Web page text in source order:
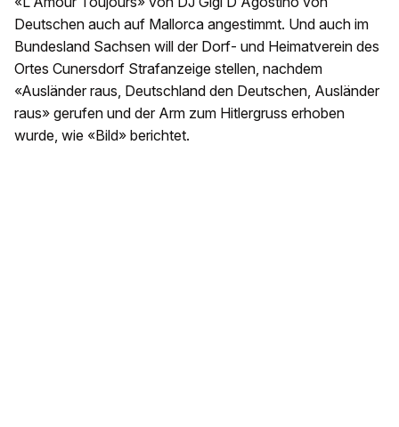
Deutschen auch auf Mallorca angestimmt. Und auch im
Bundesland Sachsen will der Dorf- und Heimatverein des
Ortes Cunersdorf Strafanzeige stellen, nachdem
«Ausländer raus, Deutschland den Deutschen, Ausländer
raus» gerufen und der Arm zum Hitlergruss erhoben
wurde, wie «Bild» berichtet.